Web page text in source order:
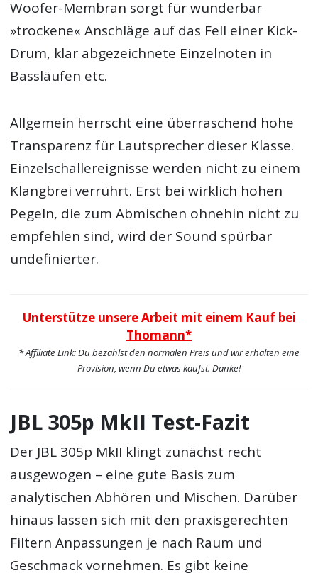
Woofer-Membran sorgt für wunderbar
»trockene« Anschläge auf das Fell einer Kick-
Drum, klar abgezeichnete Einzelnoten in
Bassläufen etc.
Allgemein herrscht eine überraschend hohe
Transparenz für Lautsprecher dieser Klasse.
Einzelschallereignisse werden nicht zu einem
Klangbrei verrührt. Erst bei wirklich hohen
Pegeln, die zum Abmischen ohnehin nicht zu
empfehlen sind, wird der Sound spürbar
undefinierter.
Unterstütze unsere Arbeit mit einem Kauf bei
Thomann*
* Affiliate Link: Du bezahlst den normalen Preis und wir erhalten eine
Provision, wenn Du etwas kaufst. Danke!
JBL 305p MkII Test-Fazit
Der JBL 305p MkII klingt zunächst recht
ausgewogen – eine gute Basis zum
analytischen Abhören und Mischen. Darüber
hinaus lassen sich mit den praxisgerechten
Filtern Anpassungen je nach Raum und
Geschmack vornehmen. Es gibt keine